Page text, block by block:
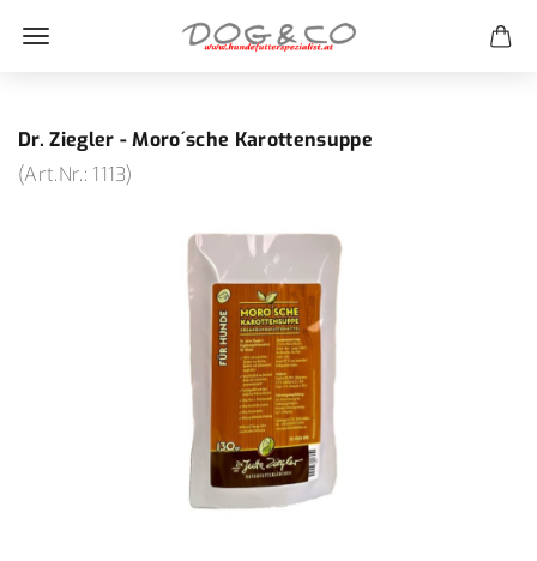
Dr. Ziegler - Moro´sche Karottensuppe
(Art.Nr.: 1113)